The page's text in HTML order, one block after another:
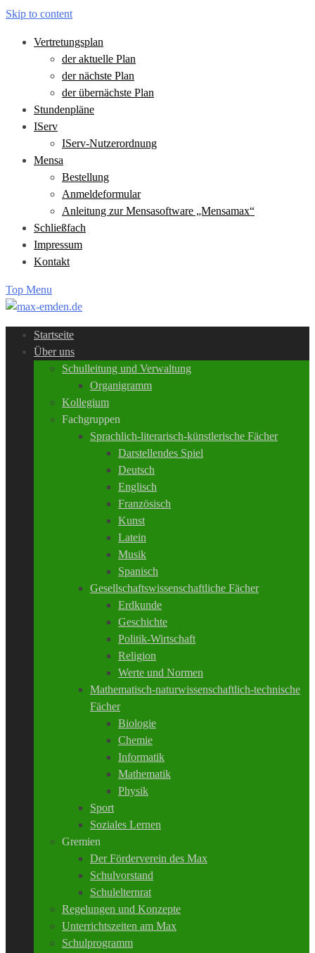
Skip to content
Vertretungsplan
der aktuelle Plan
der nächste Plan
der übernächste Plan
Stundenpläne
IServ
IServ-Nutzerordnung
Mensa
Bestellung
Anmeldeformular
Anleitung zur Mensasoftware „Mensamax“
Schließfach
Impressum
Kontakt
Top Menu
Startseite
Über uns
Schulleitung und Verwaltung
Organigramm
Kollegium
Fachgruppen
Sprachlich-literarisch-künstlerische Fächer
Darstellendes Spiel
Deutsch
Englisch
Französisch
Kunst
Latein
Musik
Spanisch
Gesellschaftswissenschaftliche Fächer
Erdkunde
Geschichte
Politik-Wirtschaft
Religion
Werte und Normen
Mathematisch-naturwissenschaftlich-technische
Fächer
Biologie
Chemie
Informatik
Mathematik
Physik
Sport
Soziales Lernen
Gremien
Der Förderverein des Max
Schulvorstand
Schulelternrat
Regelungen und Konzepte
Unterrichtszeiten am Max
Schulprogramm